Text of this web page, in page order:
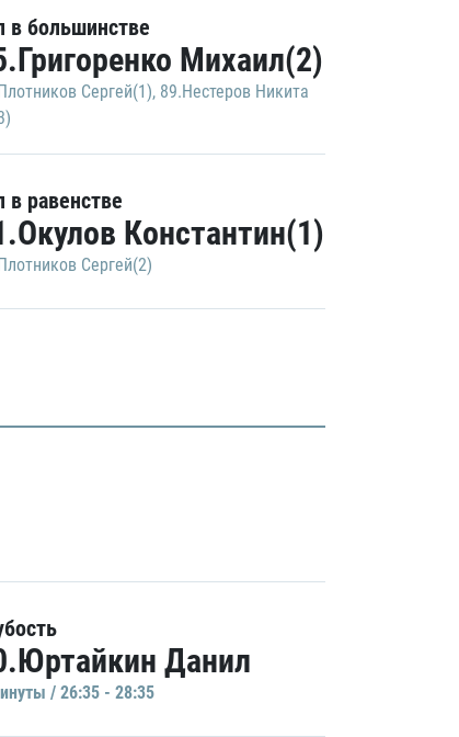
в большинстве
Михаил(2)
Сергей(1), 89.Нестеров Никита
в равенстве
Константин(1)
Сергей(2)
Данил
/ 26:35 - 28:35